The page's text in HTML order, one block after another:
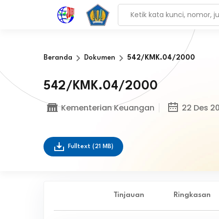
Beranda Dokumen 542/KMK.04/2000
542/KMK.04/2000
Kementerian Keuangan 22 Des
Fulltext (21 MB)
Tinjauan Ringkasan